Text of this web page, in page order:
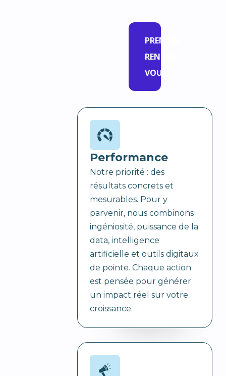
PRENDRE
RENDEZ-
VOUS
Performance
Notre priorité : des
résultats concrets et
mesurables. Pour y
parvenir, nous combinons
ingéniosité, puissance de la
data, intelligence
artificielle et outils digitaux
de pointe. Chaque action
est pensée pour générer
un impact réel sur votre
croissance.